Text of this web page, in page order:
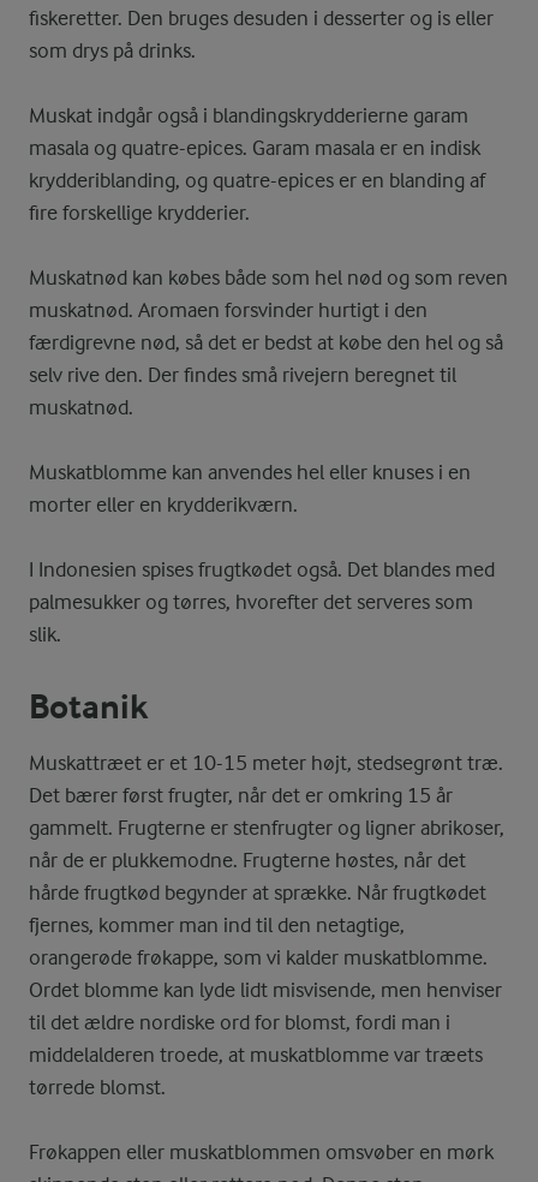
fiskeretter. Den bruges desuden i desserter og is eller
som drys på drinks.
Muskat indgår også i blandingskrydderierne garam
masala og quatre-epices. Garam masala er en indisk
krydderiblanding, og quatre-epices er en blanding af
fire forskellige krydderier.
Muskatnød kan købes både som hel nød og som reven
muskatnød. Aromaen forsvinder hurtigt i den
færdigrevne nød, så det er bedst at købe den hel og så
selv rive den. Der findes små rivejern beregnet til
muskatnød.
Muskatblomme kan anvendes hel eller knuses i en
morter eller en krydderikværn.
I Indonesien spises frugtkødet også. Det blandes med
palmesukker og tørres, hvorefter det serveres som
slik.
Botanik
Muskattræet er et 10-15 meter højt, stedsegrønt træ.
Det bærer først frugter, når det er omkring 15 år
gammelt. Frugterne er stenfrugter og ligner abrikoser,
når de er plukkemodne. Frugterne høstes, når det
hårde frugtkød begynder at sprække. Når frugtkødet
fjernes, kommer man ind til den netagtige,
orangerøde frøkappe, som vi kalder muskatblomme.
Ordet blomme kan lyde lidt misvisende, men henviser
til det ældre nordiske ord for blomst, fordi man i
middelalderen troede, at muskatblomme var træets
tørrede blomst.
Frøkappen eller muskatblommen omsvøber en mørk